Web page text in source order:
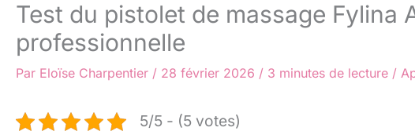
Test du pistolet de massage Fylina
professionnelle
Par Eloïse Charpentier / 28 février 2026 / 3 minutes de lecture /
5/5 - (5 votes)